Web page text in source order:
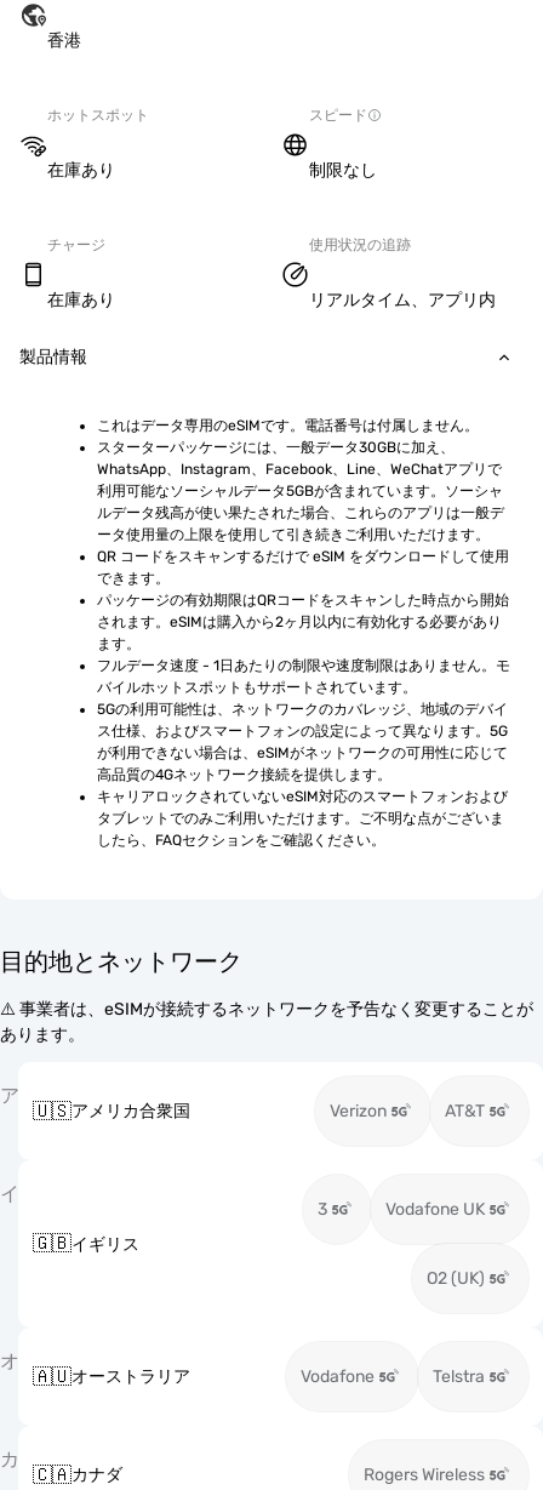
香港
ホットスポット
在庫あり
スピード
制限なし
チャージ
在庫あり
使用状況の追跡
リアルタイム、アプリ内
製品情報
これはデータ専用のeSIMです。電話番号は付属しません。
スターターパッケージには、一般データ30GBに加え、
WhatsApp、Instagram、Facebook、Line、WeChatアプリで
利用可能なソーシャルデータ5GBが含まれています。ソーシャ
ルデータ残高が使い果たされた場合、これらのアプリは一般デ
ータ使用量の上限を使用して引き続きご利用いただけます。
QR コードをスキャンするだけで eSIM をダウンロードして使用
できます。
パッケージの有効期限はQRコードをスキャンした時点から開始
されます。eSIMは購入から2ヶ月以内に有効化する必要があり
ます。
フルデータ速度 - 1日あたりの制限や速度制限はありません。モ
バイルホットスポットもサポートされています。
5Gの利用可能性は、ネットワークのカバレッジ、地域のデバイ
ス仕様、およびスマートフォンの設定によって異なります。5G
が利用できない場合は、eSIMがネットワークの可用性に応じて
高品質の4Gネットワーク接続を提供します。
キャリアロックされていないeSIM対応のスマートフォンおよび
タブレットでのみご利用いただけます。ご不明な点がございま
したら、FAQセクションをご確認ください。
目的地とネットワーク
⚠️ 事業者は、eSIMが接続するネットワークを予告なく変更することが
あります。
ア
🇺🇸アメリカ合衆国 Verizon AT&T
イ
🇬🇧イギリス
3 Vodafone UK
O2 (UK)
オ
🇦🇺オーストラリア Vodafone Telstra
カ
🇨🇦カナダ Rogers Wireless